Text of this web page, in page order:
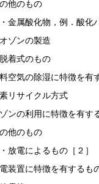
他のもの
・金属酸化物，例．酸
オゾンの製造
着式のもの
空気の除湿に特徴を有
リサイクル方式
ンの利用に特徴を有す
他のもの
・放電によるもの［２］
装置に特徴を有するも